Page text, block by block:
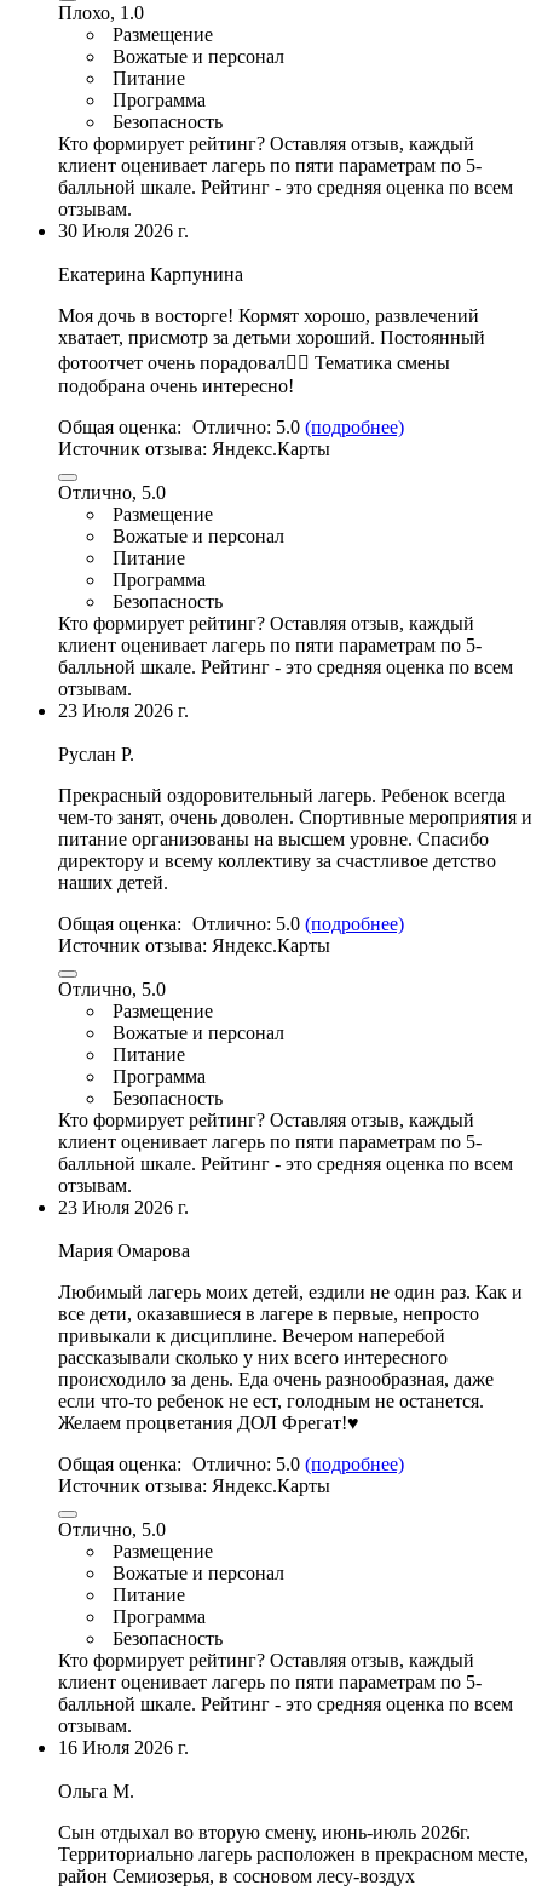
Плохо, 1.0
Размещение
Вожатые и персонал
Питание
Программа
Безопасность
Кто формирует рейтинг? Оставляя отзыв, каждый
клиент оценивает лагерь по пяти параметрам по 5-
балльной шкале. Рейтинг - это средняя оценка по всем
отзывам.
30 Июля 2026 г.
Екатерина Карпунина
Моя дочь в восторге! Кормят хорошо, развлечений
хватает, присмотр за детьми хороший. Постоянный
фотоотчет очень порадовал👌🏻 Тематика смены
подобрана очень интересно!
Общая оценка: Отлично: 5.0 (подробнее)
Источник отзыва: Яндекс.Карты
Отлично, 5.0
Размещение
Вожатые и персонал
Питание
Программа
Безопасность
Кто формирует рейтинг? Оставляя отзыв, каждый
клиент оценивает лагерь по пяти параметрам по 5-
балльной шкале. Рейтинг - это средняя оценка по всем
отзывам.
23 Июля 2026 г.
Руслан Р.
Прекрасный оздоровительный лагерь. Ребенок всегда
чем-то занят, очень доволен. Спортивные мероприятия и
питание организованы на высшем уровне. Спасибо
директору и всему коллективу за счастливое детство
наших детей.
Общая оценка: Отлично: 5.0 (подробнее)
Источник отзыва: Яндекс.Карты
Отлично, 5.0
Размещение
Вожатые и персонал
Питание
Программа
Безопасность
Кто формирует рейтинг? Оставляя отзыв, каждый
клиент оценивает лагерь по пяти параметрам по 5-
балльной шкале. Рейтинг - это средняя оценка по всем
отзывам.
23 Июля 2026 г.
Мария Омарова
Любимый лагерь моих детей, ездили не один раз. Как и
все дети, оказавшиеся в лагере в первые, непросто
привыкали к дисциплине. Вечером наперебой
рассказывали сколько у них всего интересного
происходило за день. Еда очень разнообразная, даже
если что-то ребенок не ест, голодным не останется.
Желаем процветания ДОЛ Фрегат!♥️
Общая оценка: Отлично: 5.0 (подробнее)
Источник отзыва: Яндекс.Карты
Отлично, 5.0
Размещение
Вожатые и персонал
Питание
Программа
Безопасность
Кто формирует рейтинг? Оставляя отзыв, каждый
клиент оценивает лагерь по пяти параметрам по 5-
балльной шкале. Рейтинг - это средняя оценка по всем
отзывам.
16 Июля 2026 г.
Ольга М.
Сын отдыхал во вторую смену, июнь-июль 2026г.
Территориально лагерь расположен в прекрасном месте,
район Семиозерья, в сосновом лесу-воздух